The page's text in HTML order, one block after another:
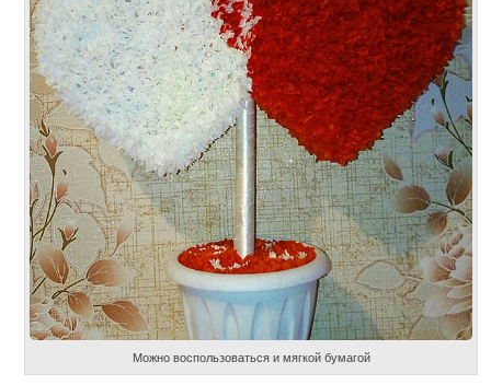
Можно воспользоваться и мягкой бумагой